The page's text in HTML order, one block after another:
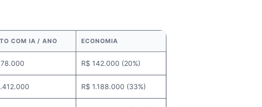
COM IA / ANO ECONOMIA
R$ 142.000 (20%)
R$ 1.188.000 (33%)